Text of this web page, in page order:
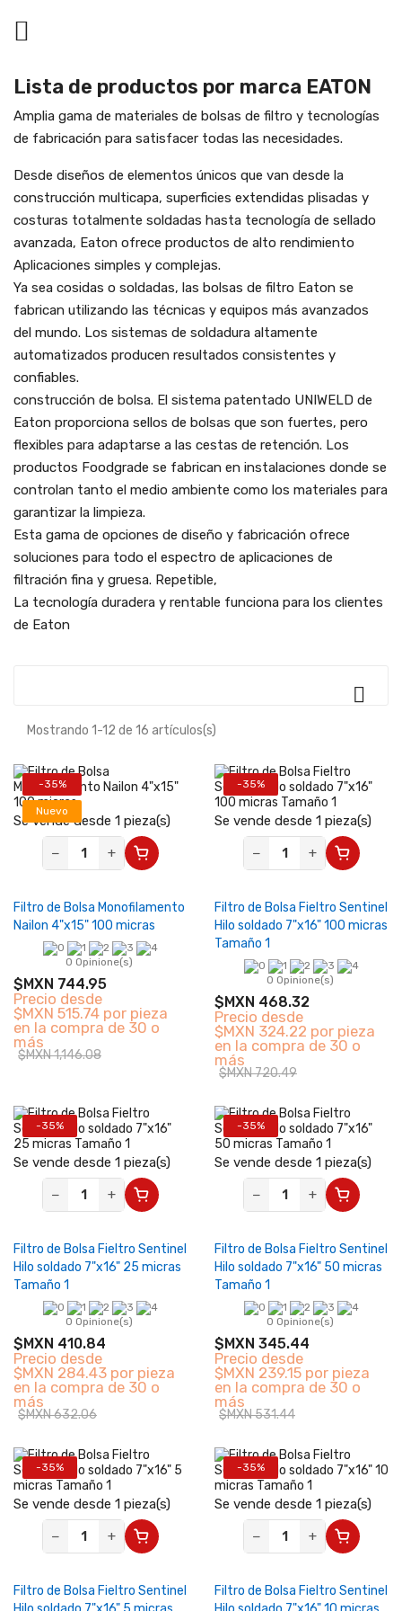

Lista de productos por marca EATON
Amplia gama de materiales de bolsas de filtro y tecnologías
de fabricación para satisfacer todas las necesidades.
Desde diseños de elementos únicos que van desde la
construcción multicapa, superficies extendidas plisadas y
costuras totalmente soldadas hasta tecnología de sellado
avanzada, Eaton ofrece productos de alto rendimiento
Aplicaciones simples y complejas.
Ya sea cosidas o soldadas, las bolsas de filtro Eaton se
fabrican utilizando las técnicas y equipos más avanzados
del mundo. Los sistemas de soldadura altamente
automatizados producen resultados consistentes y
confiables.
construcción de bolsa. El sistema patentado UNIWELD de
Eaton proporciona sellos de bolsas que son fuertes, pero
flexibles para adaptarse a las cestas de retención. Los
productos Foodgrade se fabrican en instalaciones donde se
controlan tanto el medio ambiente como los materiales para
garantizar la limpieza.
Esta gama de opciones de diseño y fabricación ofrece
soluciones para todo el espectro de aplicaciones de
filtración fina y gruesa. Repetible,
La tecnología duradera y rentable funciona para los clientes
de Eaton

Mostrando 1-12 de 16 artículos(s)
-35%
Nuevo
Se vende desde 1 pieza(s)
−
+
Filtro de Bolsa Monofilamento
Nailon 4"x15" 100 micras
0 Opinione(s)
$MXN 744.95
Precio desde
$MXN 515.74 por pieza
en la compra de 30 o
más
$MXN 1,146.08
-35%
Se vende desde 1 pieza(s)
−
+
Filtro de Bolsa Fieltro Sentinel
Hilo soldado 7"x16" 100 micras
Tamaño 1
0 Opinione(s)
$MXN 468.32
Precio desde
$MXN 324.22 por pieza
en la compra de 30 o
más
$MXN 720.49
-35%
Se vende desde 1 pieza(s)
−
+
Filtro de Bolsa Fieltro Sentinel
Hilo soldado 7"x16" 25 micras
Tamaño 1
0 Opinione(s)
$MXN 410.84
Precio desde
$MXN 284.43 por pieza
en la compra de 30 o
más
$MXN 632.06
-35%
Se vende desde 1 pieza(s)
−
+
Filtro de Bolsa Fieltro Sentinel
Hilo soldado 7"x16" 50 micras
Tamaño 1
0 Opinione(s)
$MXN 345.44
Precio desde
$MXN 239.15 por pieza
en la compra de 30 o
más
$MXN 531.44
-35%
Se vende desde 1 pieza(s)
−
+
Filtro de Bolsa Fieltro Sentinel
-35%
Se vende desde 1 pieza(s)
−
+
Filtro de Bolsa Fieltro Sentinel